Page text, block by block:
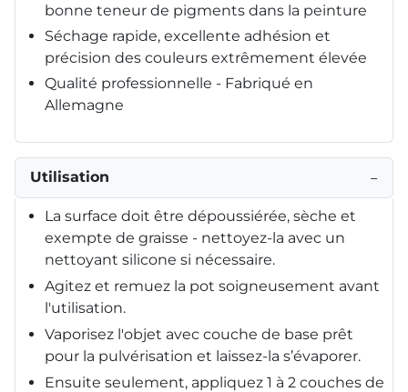
bonne teneur de pigments dans la peinture
Séchage rapide, excellente adhésion et
précision des couleurs extrêmement élevée
Qualité professionnelle - Fabriqué en
Allemagne
Utilisation −
La surface doit être dépoussiérée, sèche et
exempte de graisse - nettoyez-la avec un
nettoyant silicone si nécessaire.
Agitez et remuez la pot soigneusement avant
l'utilisation.
Vaporisez l'objet avec couche de base prêt
pour la pulvérisation et laissez-la s’évaporer.
Ensuite seulement, appliquez 1 à 2 couches de